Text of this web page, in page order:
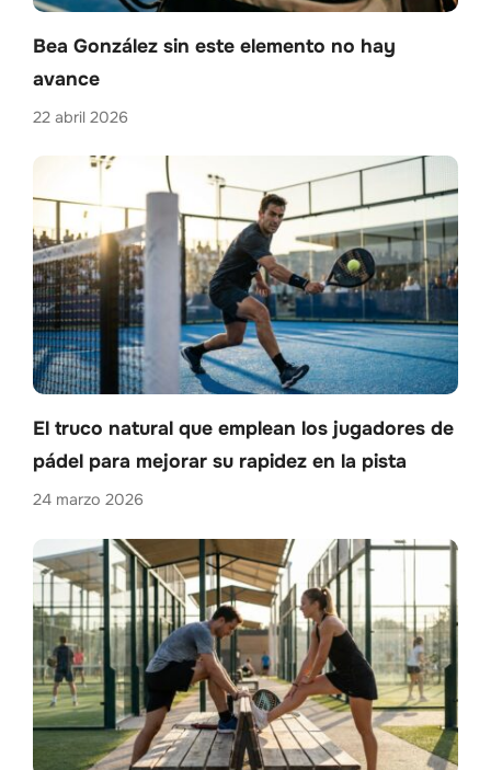
Bea González sin este elemento no hay
avance
22 abril 2026
El truco natural que emplean los jugadores de
pádel para mejorar su rapidez en la pista
24 marzo 2026